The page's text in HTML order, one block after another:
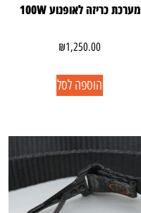
מערכת כריזה לאופנוע 100W
₪1,250.00
הוספה לסל